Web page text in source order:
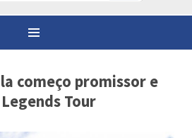
Notícias
e mira cartão do Legends Tour
começo promissor e
Tour